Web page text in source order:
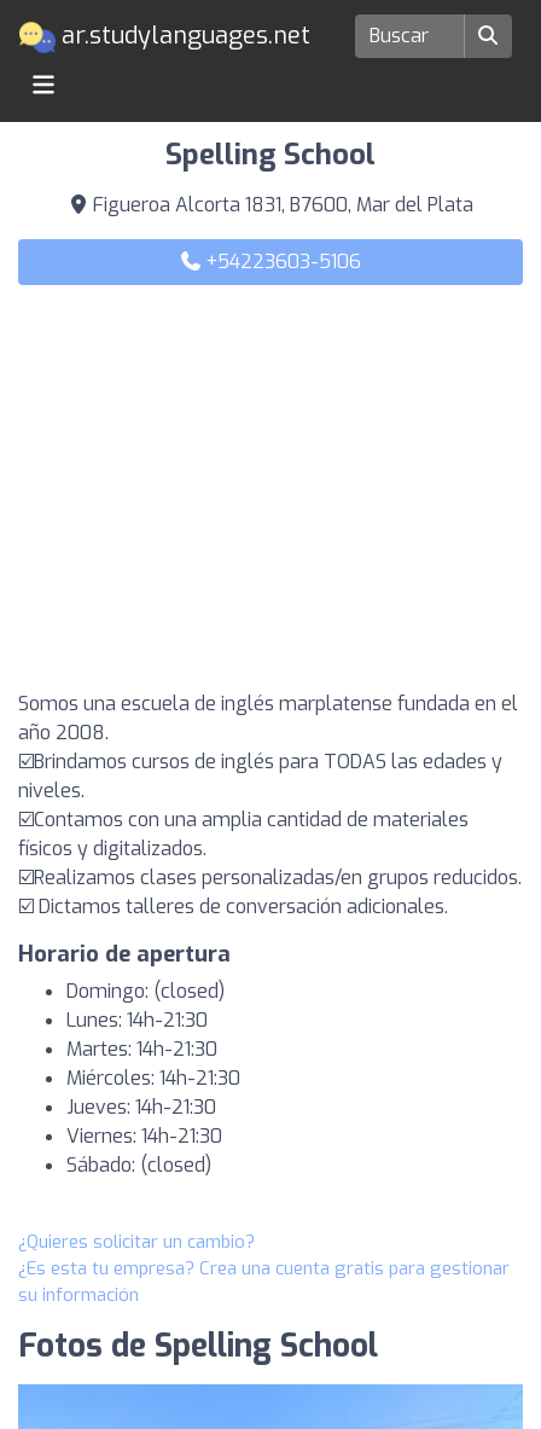
ar.studylanguages.net
Spelling School
Figueroa Alcorta 1831, B7600, Mar del Plata
+54223603-5106
Somos una escuela de inglés marplatense fundada en el
año 2008.
☑️Brindamos cursos de inglés para TODAS las edades y
niveles.
☑️Contamos con una amplia cantidad de materiales
físicos y digitalizados.
☑️Realizamos clases personalizadas/en grupos reducidos.
☑️ Dictamos talleres de conversación adicionales.
Horario de apertura
Domingo: (closed)
Lunes: 14h-21:30
Martes: 14h-21:30
Miércoles: 14h-21:30
Jueves: 14h-21:30
Viernes: 14h-21:30
Sábado: (closed)
¿Quieres solicitar un cambio?
¿Es esta tu empresa? Crea una cuenta gratis para gestionar
su información
Fotos de Spelling School